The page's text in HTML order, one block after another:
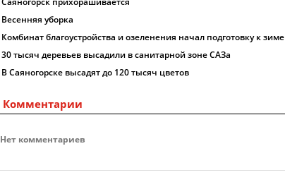
Весенняя уборка
Комбинат благоустройства и озеленения начал подготовку к зиме
30 тысяч деревьев высадили в санитарной зоне САЗа
В Саяногорске высадят до 120 тысяч цветов
Комментарии
Нет комментариев